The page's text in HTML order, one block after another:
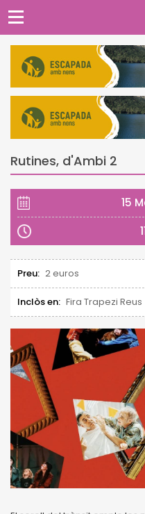
Rutines, d'Ambi 2
15
Preu: 2 euros
Inclòs en: Fira Trapezi Reus